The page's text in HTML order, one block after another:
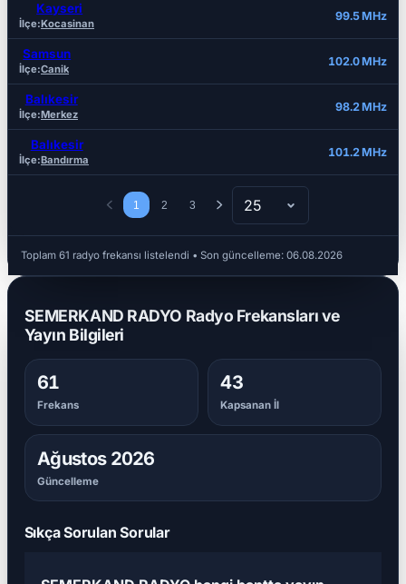
Kayseri
İlçe:Kocasinan
99.5 MHz
Samsun
İlçe:Canik
102.0 MHz
Balıkesir
İlçe:Merkez
98.2 MHz
Balıkesir
İlçe:Bandırma
101.2 MHz
1 2 3 25
Toplam 61 radyo frekansı listelendi • Son güncelleme:06.08.2026
SEMERKAND RADYO Radyo Frekansları ve
Yayın Bilgileri
61
Frekans
43
Kapsanan İl
Ağustos 2026
Güncelleme
Sıkça Sorulan Sorular